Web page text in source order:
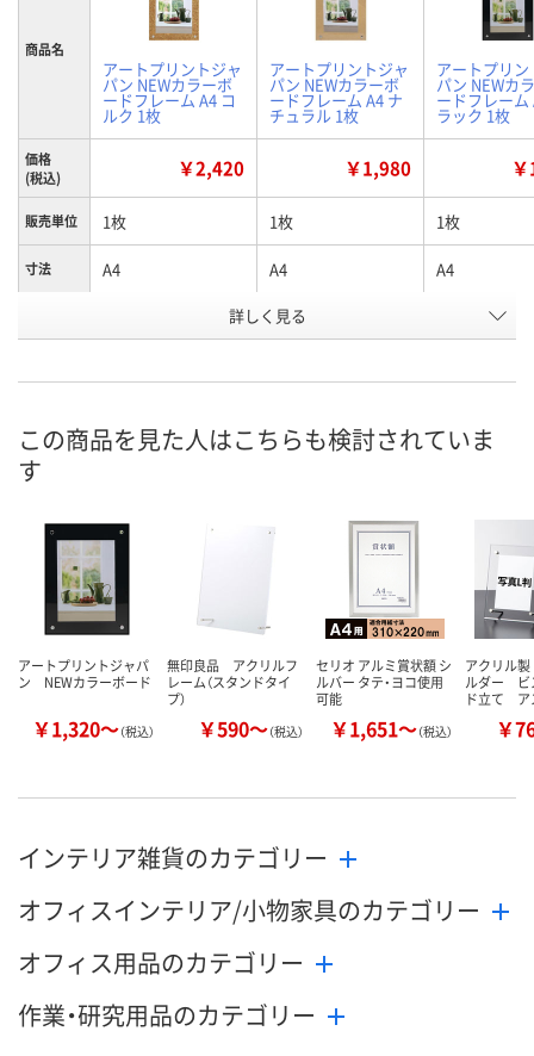
商品名
アートプリントジャ
パン NEWカラーボ
ードフレーム A4 コ
ルク 1枚
アートプリントジャ
パン NEWカラーボ
ードフレーム A4 ナ
チュラル 1枚
アートプリ
パン NEWカ
ードフレーム
ラック 1枚
価格
(税込)
￥2,420 ￥1,980
販売単位 1枚 1枚 1枚
寸法 A4 A4 A4
ナチュラル ブラック
号
お届け日
数量
カゴへ
数量
カゴへ カ
詳しく見る
この商品を見た人はこちらも検討されていま
す
アートプリントジャパ
ン NEWカラーボード
￥1,320～（税込）
無印良品 アクリルフ
レーム（スタンドタイ
プ）
￥590～（税込）
セリオ アルミ賞状額 シ
ルバー タテ・ヨコ使用
可能
￥1,651～（税込）
アクリル
ルダー ビ
ド立て ア
￥
インテリア雑貨のカテゴリー
オフィスインテリア/小物家具のカテゴリー
オフィス用品のカテゴリー
作業・研究用品のカテゴリー